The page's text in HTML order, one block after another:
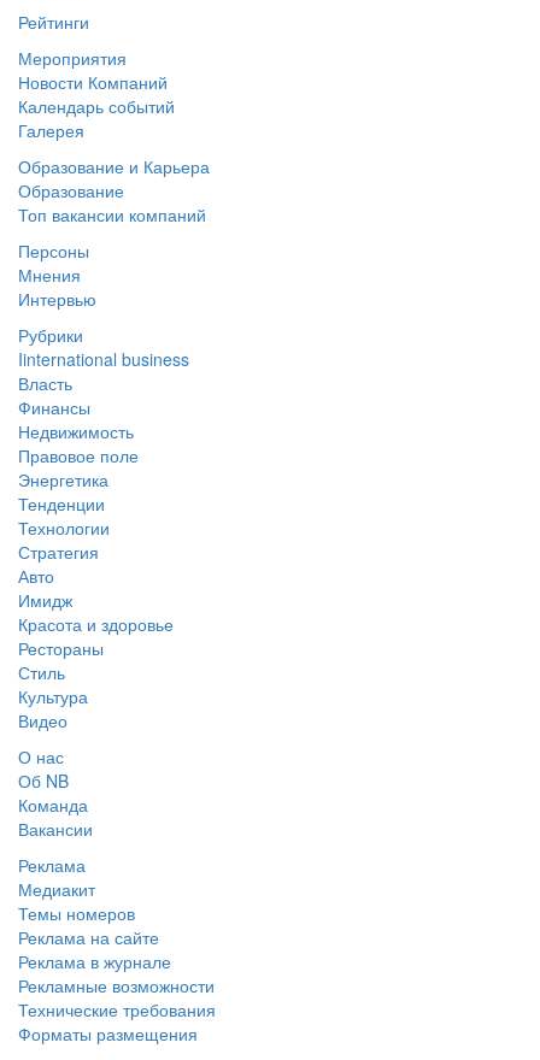
Рейтинги
Мероприятия
Новости Компаний
Календарь событий
Галерея
Образование и Карьера
Образование
Топ вакансии компаний
Персоны
Мнения
Интервью
Рубрики
Iinternational business
Власть
Финансы
Недвижимость
Правовое поле
Энергетика
Тенденции
Технологии
Стратегия
Авто
Имидж
Красота и здоровье
Рестораны
Стиль
Культура
Видео
О нас
Об NB
Команда
Вакансии
Реклама
Медиакит
Темы номеров
Реклама на сайте
Реклама в журнале
Рекламные возможности
Технические требования
Форматы размещения